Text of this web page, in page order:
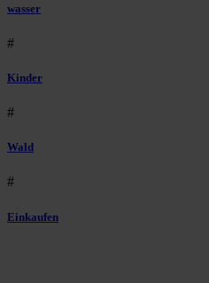
wasser
#
Kinder
#
Wald
#
Einkaufen